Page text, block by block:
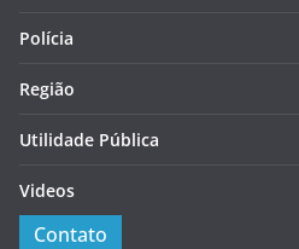
Polícia
Região
Utilidade Pública
Videos
Contato